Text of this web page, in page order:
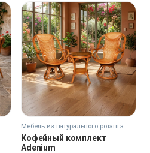
Мебель из натурального ротанга
Кофейный комплект
Adenium